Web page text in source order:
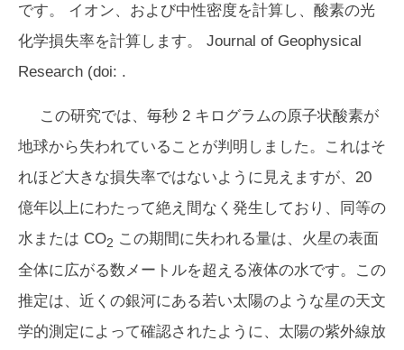
です。 イオン、および中性密度を計算し、酸素の光
化学損失率を計算します。 Journal of Geophysical
Research (doi: .
この研究では、毎秒 2 キログラムの原子状酸素が
地球から失われていることが判明しました。これはそ
れほど大きな損失率ではないように見えますが、20
億年以上にわたって絶え間なく発生しており、同等の
水または CO2 この期間に失われる量は、火星の表面
全体に広がる数メートルを超える液体の水です。この
推定は、近くの銀河にある若い太陽のような星の天文
学的測定によって確認されたように、太陽の紫外線放